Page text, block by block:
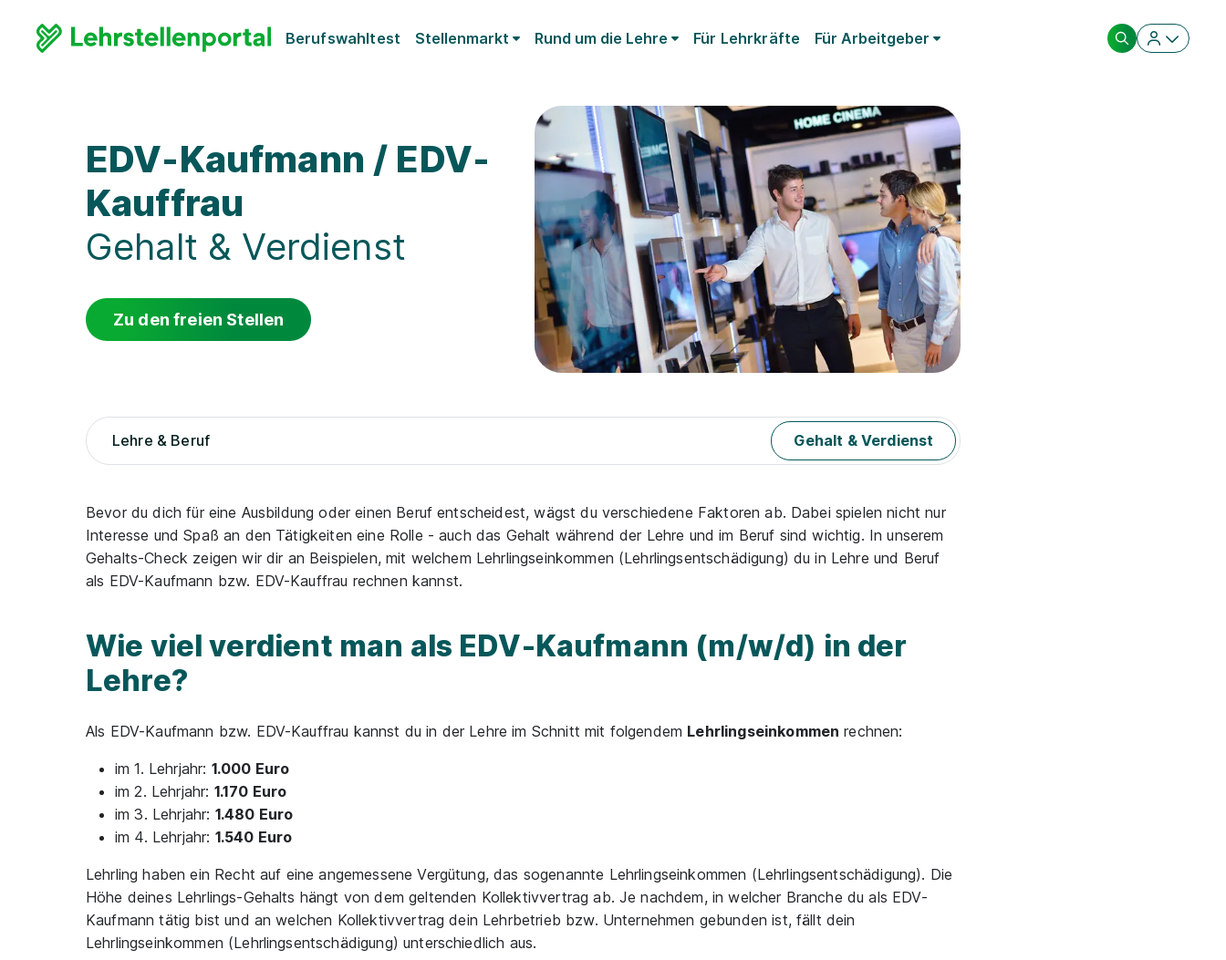
Berufswahltest Stellenmarkt Rund um die Lehre Für Lehrkräfte Für Arbeitgeber
EDV-Kaufmann / EDV-
Kauffrau
Gehalt & Verdienst
Zu den freien Stellen
Lehre & Beruf Gehalt & Verdienst
Bevor du dich für eine Ausbildung oder einen Beruf entscheidest, wägst du verschiedene Faktoren ab. Dabei spielen nicht nur
Interesse und Spaß an den Tätigkeiten eine Rolle - auch das Gehalt während der Lehre und im Beruf sind wichtig. In unserem
Gehalts-Check zeigen wir dir an Beispielen, mit welchem Lehrlingseinkommen (Lehrlingsentschädigung) du in Lehre und Beruf
als EDV-Kaufmann bzw. EDV-Kauffrau rechnen kannst.
Wie viel verdient man als EDV-Kaufmann (m/w/d) in der
Lehre?
Als EDV-Kaufmann bzw. EDV-Kauffrau kannst du in der Lehre im Schnitt mit folgendem Lehrlingseinkommen rechnen:
im 1. Lehrjahr: 1.000 Euro
im 2. Lehrjahr: 1.170 Euro
im 3. Lehrjahr: 1.480 Euro
im 4. Lehrjahr: 1.540 Euro
Lehrling haben ein Recht auf eine angemessene Vergütung, das sogenannte Lehrlingseinkommen (Lehrlingsentschädigung). Die
Höhe deines Lehrlings-Gehalts hängt von dem geltenden Kollektivvertrag ab. Je nachdem, in welcher Branche du als EDV-
Kaufmann tätig bist und an welchen Kollektivvertrag dein Lehrbetrieb bzw. Unternehmen gebunden ist, fällt dein
Lehrlingseinkommen (Lehrlingsentschädigung) unterschiedlich aus.